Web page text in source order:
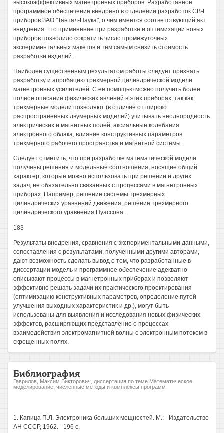
высокоэффективных магнетронных приборов. Разработанное
программное обеспечение внедрено в отделении разработок СВЧ
приборов ЗАО "Тантал-Наука", о чем имеется соответствующий акт
внедрения. Его применение при разработке и оптимизации новых
приборов позволило сократить число промежуточных
экспериментальных макетов и тем самым снизить стоимость
разработки изделий.
Наиболее существенным результатом работы следует признать
разработку и апробацию трехмерной цилиндрической модели
магнетронных усилителей. С ее помощью можно получить более
полное описание физических явлений в этих приборах, так как
трехмерные модели позволяют (в отличие от широко
распространенных двумерных моделей) учитывать неоднородность
электрических и магнитных полей, аксиальные колебания
электронного облака, влияние конструктивных параметров
трехмерного рабочего пространства и магнитной системы.
Следует отметить, что при разработке математической модели
получены решения и модельные соотношения, носящие общий
характер, которые можно использовать при решении и других
задач, не обязательно связанных с процессами в магнетронных
приборах. Например, решение системы трехмерных
цилиндрических уравнений движения, решение трехмерного
цилиндрического уравнения Пуассона.
183
Результаты внедрения, сравнения с экспериментальными данными,
сопоставления с результатами, полученными другими авторами,
дают возможность сделать вывод о том, что разработанные в
диссертации модель и программное обеспечение адекватно
описывают процессы в магнетронных приборах и позволяют
эффективно решать задачи их практического проектирования
(оптимизацию конструктивных параметров, определение путей
улучшения выходных характеристик и др.), могут быть
использованы для выявления и исследования новых физических
эффектов, расширяющих представление о процессах
взаимодействия электромагнитной волны с электронным потоком в
скрещенных полях.
Библиография
Гаврилов, Максим Викторович, диссертация по теме Математическое
моделирование, численные методы и комплексы программ
1. Капица П.Л. Электроника больших мощностей. М.: - Издательство
АН СССР, 1962. - 196 с.